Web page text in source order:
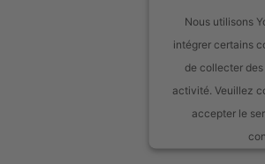
Nous utilisons
intégrer certains
de collecter
activité. Veuillez
accepter le